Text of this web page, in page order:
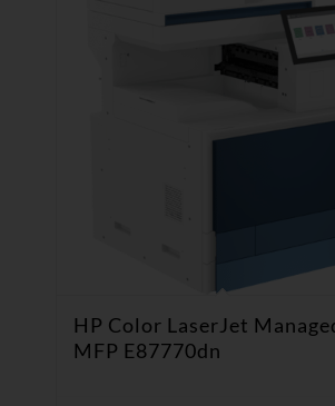
HP Color LaserJet
MFP E87770dn